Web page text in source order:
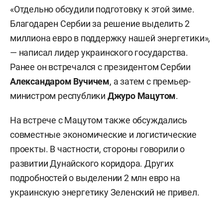
«Отдельно обсудили подготовку к этой зиме.
Благодарен Сербии за решение выделить 2
миллиона евро в поддержку нашей энергетики»,
— написал лидер украинского государства.
Ранее он встречался с президентом Сербии
Александаром Вучичем, а затем с премьер-
министром республики Джуро Мацутом.
На встрече с Мацутом также обсуждались
совместные экономические и логистические
проекты. В частности, стороны говорили о
развитии Дунайского коридора. Других
подробностей о выделении 2 млн евро на
украинскую энергетику Зеленский не привел.